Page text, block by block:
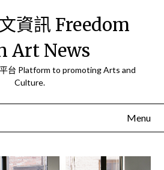
資訊 Freedom
Art News
台 Platform to promoting Arts and
Culture.
Menu